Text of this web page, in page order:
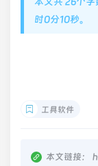
时0分10秒。
工具软件
本文链接：